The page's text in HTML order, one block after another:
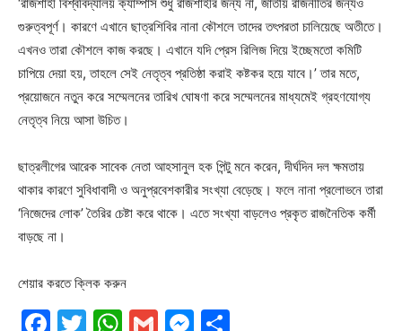
গুরুত্বপূর্ণ। কারণে এখানে ছাত্রশিবির নানা কৌশলে তাদের তৎপরতা চালিয়েছে অতীতে।
এখনও তারা কৌশলে কাজ করছে। এখানে যদি প্রেস রিলিজ দিয়ে ইচ্ছেমতো কমিটি
চাপিয়ে দেয়া হয়, তাহলে সেই নেতৃত্ব প্রতিষ্ঠা করাই কষ্টকর হয়ে যাবে।’ তার মতে,
প্রয়োজনে নতুন করে সম্মেলনের তারিখ ঘোষণা করে সম্মেলনের মাধ্যমেই গ্রহণযোগ্য
নেতৃত্ব নিয়ে আসা উচিত।
ছাত্রলীগের আরেক সাবেক নেতা আহসানুল হক পিন্টু মনে করেন, দীর্ঘদিন দল ক্ষমতায়
থাকার কারণে সুবিধাবাদী ও অনুপ্রবেশকারীর সংখ্যা বেড়েছে। ফলে নানা প্রলোভনে তারা
‘নিজেদের লোক’ তৈরির চেষ্টা করে থাকে। এতে সংখ্যা বাড়লেও প্রকৃত রাজনৈতিক কর্মী
বাড়ছে না।
শেয়ার করতে ক্লিক করুন
Facebook
Twitter
WhatsApp
GmailMessenger